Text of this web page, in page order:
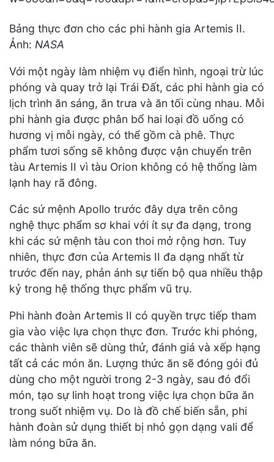
Bảng thực đơn cho các phi hành gia Artemis II.
Ảnh: NASA
Với một ngày làm nhiệm vụ điển hình, ngoại trừ lúc
phóng và quay trở lại Trái Đất, các phi hành gia có
lịch trình ăn sáng, ăn trưa và ăn tối cùng nhau. Mỗi
phi hành gia được phân bổ hai loại đồ uống có
hương vị mỗi ngày, có thể gồm cà phê. Thực
phẩm tươi sống sẽ không được vận chuyển trên
tàu Artemis II vì tàu Orion không có hệ thống làm
lạnh hay rã đông.
Các sứ mệnh Apollo trước đây dựa trên công
nghệ thực phẩm sơ khai với ít sự đa dạng, trong
khi các sứ mệnh tàu con thoi mở rộng hơn. Tuy
nhiên, thực đơn của Artemis II đa dạng nhất từ
trước đến nay, phản ánh sự tiến bộ qua nhiều thập
kỷ trong hệ thống thực phẩm vũ trụ.
Phi hành đoàn Artemis II có quyền trực tiếp tham
gia vào việc lựa chọn thực đơn. Trước khi phóng,
các thành viên sẽ dùng thử, đánh giá và xếp hạng
tất cả các món ăn. Lượng thức ăn sẽ đóng gói đủ
dùng cho một người trong 2-3 ngày, sau đó đổi
món, tạo sự linh hoạt trong việc lựa chọn bữa ăn
trong suốt nhiệm vụ. Do là đồ chế biến sẵn, phi
hành đoàn sử dụng thiết bị nhỏ gọn dạng vali để
làm nóng bữa ăn.